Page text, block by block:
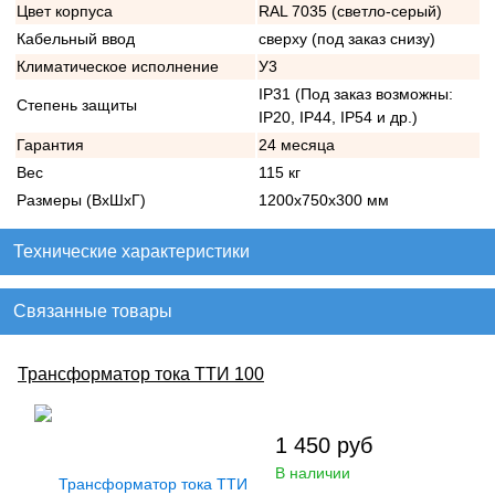
Цвет корпуса
RAL 7035 (светло-серый)
Кабельный ввод
сверху (под заказ снизу)
Климатическое исполнение
У3
Степень защиты
IP31 (Под заказ возможны:
IP20, IP44, IP54 и др.)
Гарантия
24 месяца
Вес
115 кг
Размеры (ВхШхГ)
1200х750х300 мм
Технические характеристики
Связанные товары
Трансформатор тока ТТИ 100
1 450 руб
В наличии